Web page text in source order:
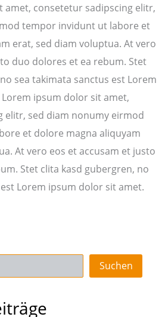
amet, consetetur sadipscing elitr,
tempor invidunt ut labore et
erat, sed diam voluptua. At vero
duo dolores et ea rebum. Stet
sea takimata sanctus est Lorem
ipsum dolor sit amet,
elitr, sed diam nonumy eirmod
et dolore magna aliquyam
At vero eos et accusam et justo
Stet clita kasd gubergren, no
Lorem ipsum dolor sit amet.
Suchen